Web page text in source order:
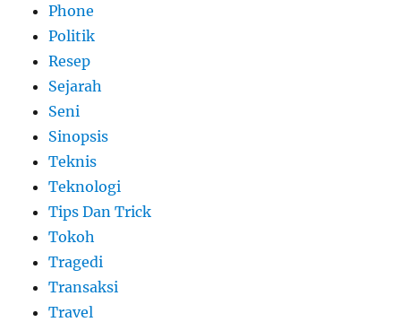
Phone
Politik
Resep
Sejarah
Seni
Sinopsis
Teknis
Teknologi
Tips Dan Trick
Tokoh
Tragedi
Transaksi
Travel